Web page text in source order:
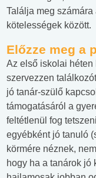
Találja meg
kötelességek között.
Előzze meg a
Az első iskolai héten
szervezzen
jó tanár-szülő
támogatásáról a
feltétlenül fog
egyébként jó tanuló
körmére néznek,
hogy ha a tanárok jó